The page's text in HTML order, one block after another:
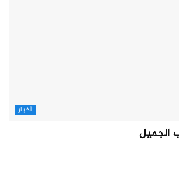
أخبار
الجميل